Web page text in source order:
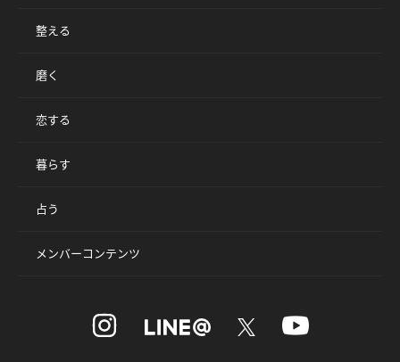
整える
磨く
恋する
暮らす
占う
メンバーコンテンツ